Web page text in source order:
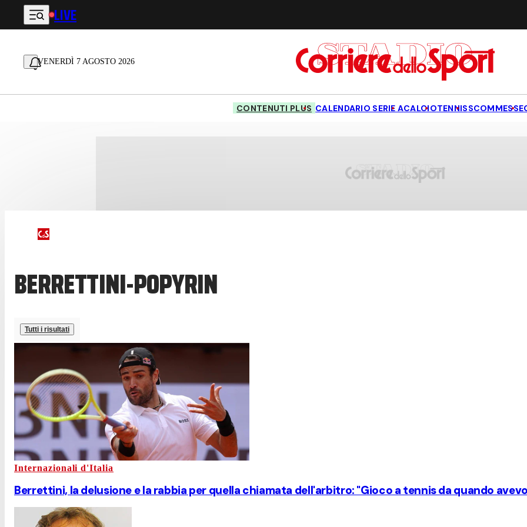
Vai al contenuto principale
LIVE
VENERDÌ 7 AGOSTO 2026
CONTENUTI PLUS CALENDARIO SERIE ACALCIOTENNISSCOMMESSE
BERRETTINI-POPYRIN
Tutti i risultati
Internazionali d'Italia
Berrettini, la delusione e la rabbia per quella chiamata dell'arbitro: "Gioco a tennis da quando